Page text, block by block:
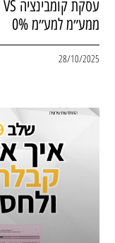
ממע״מ למע״מ 0%
28/10/2025